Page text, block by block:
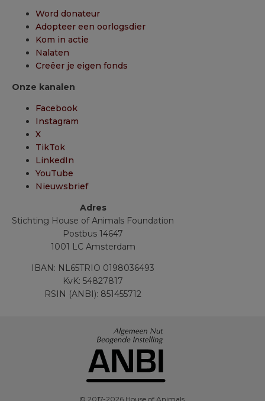
Word donateur
Adopteer een oorlogsdier
Kom in actie
Nalaten
Creëer je eigen fonds
Onze kanalen
Facebook
Instagram
X
TikTok
LinkedIn
YouTube
Nieuwsbrief
Adres
Stichting House of Animals Foundation
Postbus 14647
1001 LC Amsterdam
IBAN: NL65TRIO 0198036493
KvK: 54827817
RSIN (ANBI): 851455712
© 2017-2026 House of Animals